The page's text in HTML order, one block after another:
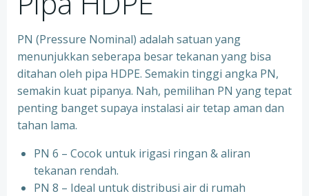
PN (Pressure Nominal) adalah satuan yang
menunjukkan seberapa besar tekanan yang bisa
ditahan oleh pipa HDPE. Semakin tinggi angka PN,
semakin kuat pipanya. Nah, pemilihan PN yang tepat
penting banget supaya instalasi air tetap aman dan
tahan lama.
PN 6 – Cocok untuk irigasi ringan & aliran
tekanan rendah.
PN 8 – Ideal untuk distribusi air di rumah